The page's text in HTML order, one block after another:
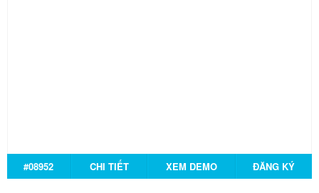
#08952 CHI TIẾT XEM DEMO ĐĂNG KÝ